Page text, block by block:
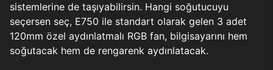
sistemlerine de taşıyabilirsin. Hangi soğutucuyu
seçersen seç, E750 ile standart olarak gelen 3 adet
120mm özel aydınlatmalı RGB fan, bilgisayarını hem
soğutacak hem de rengarenk aydınlatacak.